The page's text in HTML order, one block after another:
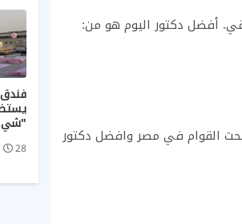
أفضل دكتور اليوم هو من:
القوام في مصر وافضل دكتور
"شي
28 اكتوبر 2025